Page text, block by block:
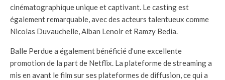
cinématographique unique et captivant. Le casting est
également remarquable, avec des acteurs talentueux comme
Nicolas Duvauchelle, Alban Lenoir et Ramzy Bedia.
Balle Perdue a également bénéficié d’une excellente
promotion de la part de Netflix. La plateforme de streaming a
mis en avant le film sur ses plateformes de diffusion, ce qui a